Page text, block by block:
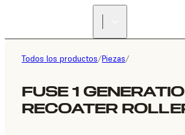
Todos los productos/Piezas/
FUSE 1
RECOATER